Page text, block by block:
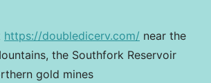
https://doubledicerv.com/ near the
the Southfork Reservoir
gold mines